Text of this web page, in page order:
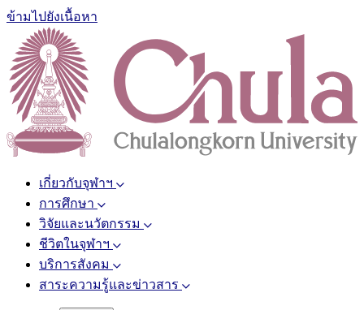
ข้ามไปยังเนื้อหา
เกี่ยวกับจุฬาฯ
การศึกษา
วิจัยและนวัตกรรม
ชีวิตในจุฬาฯ
บริการสังคม
สาระความรู้และข่าวสาร